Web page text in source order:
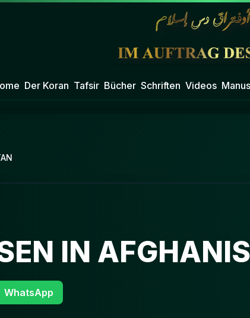
Der Koran Tafsir Bücher Schriften Videos
IN
WhatsApp